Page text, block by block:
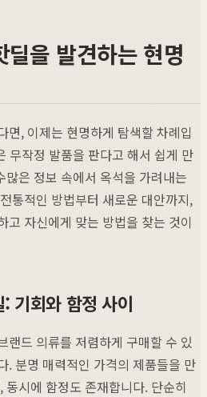
을 발견하는 현명
면, 이제는 현명하게 탐색할 차례입
무작정 발품을 판다고 해서 쉽게 만
은 정보 속에서 옥석을 가려내는
통적인 방법부터 새로운 대안까지,
고 자신에게 맞는 방법을 찾는 것이
기회와 함정 사이
랜드 의류를 저렴하게 구매할 수 있
. 분명 매력적인 가격의 제품들을 만
시에 함정도 존재합니다. 단순히